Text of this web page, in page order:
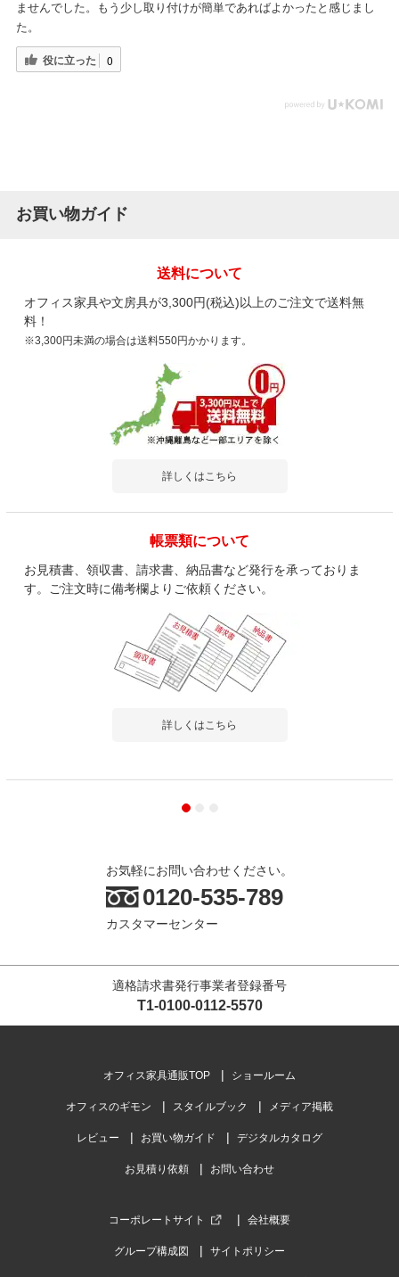
ませんでした。もう少し取り付けが簡単であればよかったと感じまし
た。
役に立った 0
お買い物ガイド
送料について
オフィス家具や文房具が3,300円(税込)以上のご注文で送料無
料！
※3,300円未満の場合は送料550円かかります。
詳しくはこちら
帳票類について
お見積書、領収書、請求書、納品書など発行を承っておりま
す。ご注文時に備考欄よりご依頼ください。
詳しくはこちら
お気軽にお問い合わせください。
0120-535-789
カスタマーセンター
適格請求書発行事業者登録番号
T1-0100-0112-5570
オフィス家具通販TOP ショールーム
オフィスのギモン スタイルブック メディア掲載
レビュー お買い物ガイド デジタルカタログ
お見積り依頼 お問い合わせ
コーポレートサイト 会社概要
グループ構成図 サイトポリシー